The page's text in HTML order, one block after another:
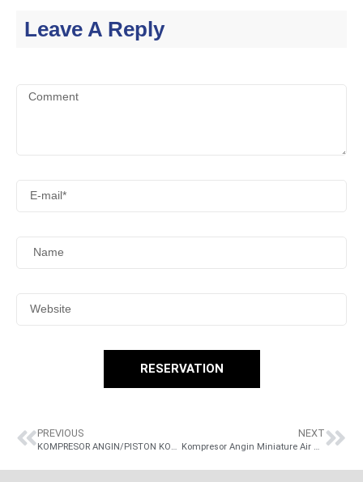
Leave A Reply
RESERVATION
PREVIOUS
KOMPRESOR ANGIN/PISTON KOMPRESOR/KOMPRESOR ANGIN LISTRIK 10HP W-0.97/8 – 8 Bar 200 Liter-12.5 Bar 340L-8 Bar 300 Liter in stock and fast delivery
NEXT
Kompresor Angin Miniature Air Compressor Portable 1.5KW/1.8KW